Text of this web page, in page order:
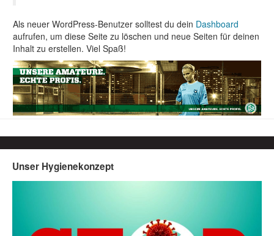
Als neuer WordPress-Benutzer solltest du dein Dashboard
aufrufen, um diese Seite zu löschen und neue Seiten für deinen
Inhalt zu erstellen. Viel Spaß!
Unser Hygienekonzept